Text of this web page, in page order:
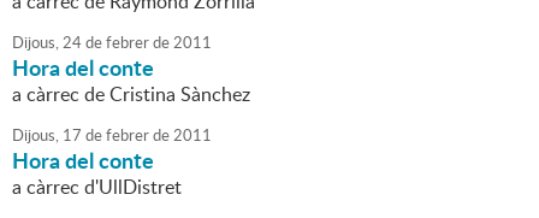
Dijous,24defebrerde2011
Hora del conte
a càrrec de Cristina Sànchez
Dijous, 17 defebrerde2011
Hora del conte
a càrrec d'UllDistret